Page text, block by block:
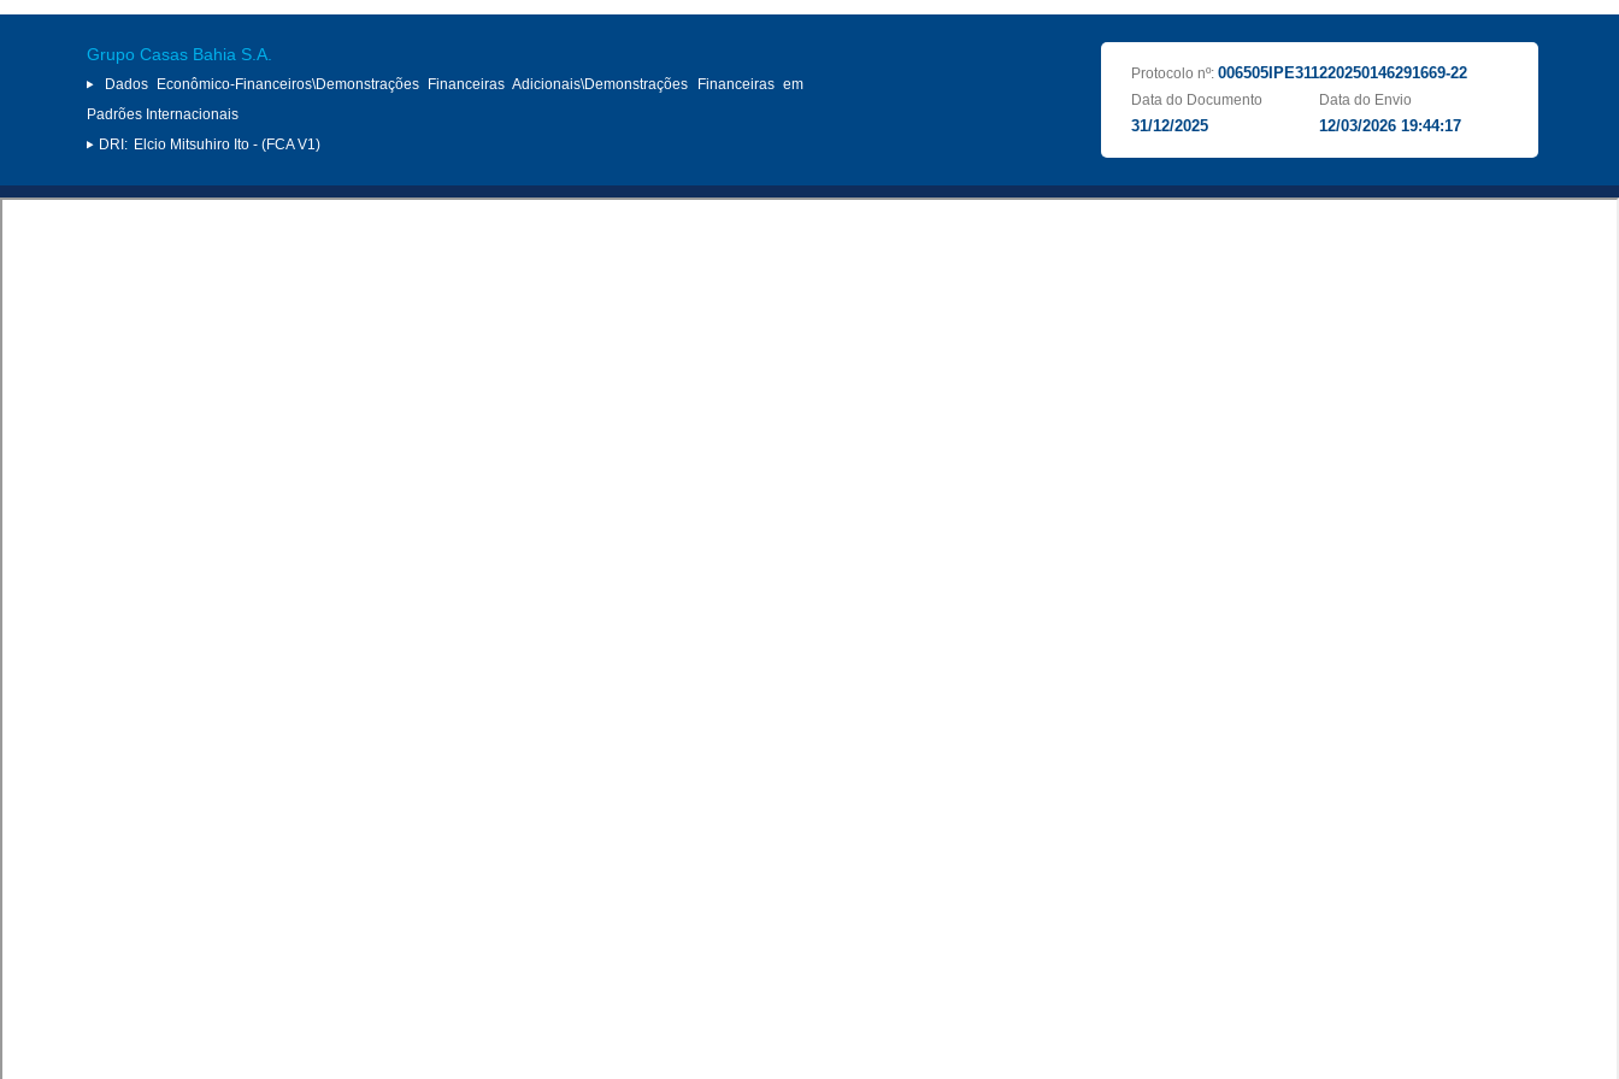
Grupo Casas Bahia S.A.
Dados Econômico-Financeiros\Demonstrações Financeiras Adicionais\Demonstrações Financeiras em
Padrões Internacionais
DRI: Elcio Mitsuhiro Ito - (FCA V1)
Protocolo nº: 006505IPE311220250146291669-22
Data do Documento
31/12/2025
Data do Envio
12/03/2026 19:44:17